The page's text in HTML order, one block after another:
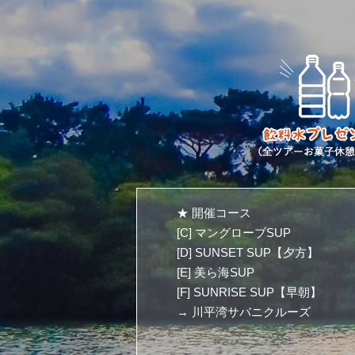
★ 開催コース
[C] マングローブSUP
[D] SUNSET SUP【夕方】
[E] 美ら海SUP
[F] SUNRISE SUP【早朝】
→ 川平湾サバニクルーズ